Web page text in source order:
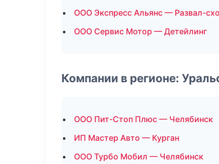
ООО Экспресс Альянс — Развал-
ООО Сервис Мотор — Детейлинг
Компании в регионе:
ООО Пит-Стоп Плюс — Челябинск
ИП Мастер Авто — Курган
ООО Турбо Мобил — Челябинск